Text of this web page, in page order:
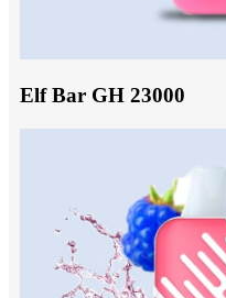
Elf Bar GH 23000